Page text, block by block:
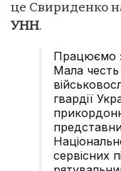
це Свириденко
УНН.
Працюємо
Мала
гвардії
сервісних